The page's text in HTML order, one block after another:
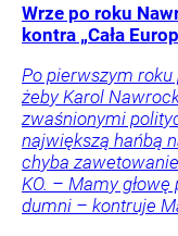
Wrze po roku
kontra „Cała
Po pierwszym roku
żeby Karol
zwaśnionymi
największą hańbą
chyba
KO. – Mamy
dumni – kontruje